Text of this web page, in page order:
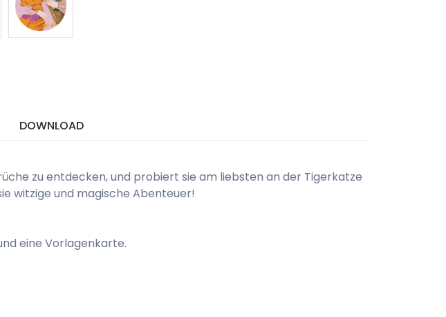
DOWNLOAD
zu entdecken, und probiert sie am liebsten an der Tigerkatze
witzige und magische Abenteuer!
eine Vorlagenkarte.